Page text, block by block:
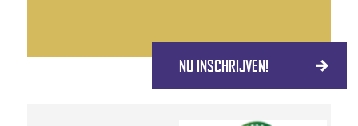
NU INSCHRIJVEN!